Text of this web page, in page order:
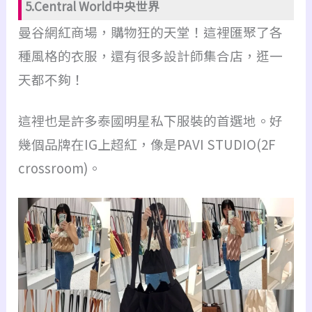
5.Central World中央世界
曼谷網紅商場，購物狂的天堂！這裡匯聚了各
種風格的衣服，還有很多設計師集合店，逛一
天都不夠！
這裡也是許多泰國明星私下服裝的首選地。好
幾個品牌在IG上超紅，像是PAVI STUDIO(2F
crossroom)。